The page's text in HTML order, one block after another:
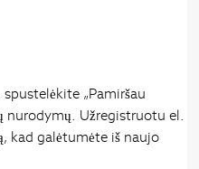
„Pamiršau
nurodymų. Užregistruotu el.
kad galėtumėte iš naujo